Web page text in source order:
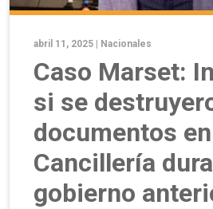
abril 11, 2025 | Nacionales
Caso Marset:
si se
documentos en
Cancillería
gobierno